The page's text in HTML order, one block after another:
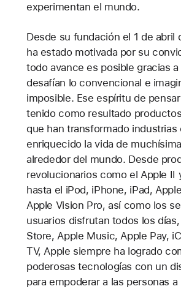
experimentan el mundo.
Desde su fundación el 1 de abril
ha estado motivada por su
todo avance es posible gracias
desafían lo convencional e
imposible. Ese espíritu de
tenido como resultado
que han transformado industrias
enriquecido la vida de
alrededor del mundo. Desde
revolucionarios como el Apple II
hasta el iPod, iPhone, iPad,
Apple Vision Pro, así como los
usuarios disfrutan todos los
Store, Apple Music, Apple Pay,
TV, Apple siempre ha logrado
poderosas tecnologías con un
para empoderar a las personas